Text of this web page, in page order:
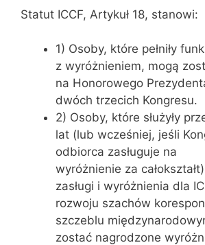
Statut ICCF, Artykuł 18, stanowi:
1) Osoby, które pełniły
z wyróżnieniem, mogą
na Honorowego
dwóch trzecich Kongresu.
2) Osoby, które służyły
lat (lub wcześniej, jeśli
odbiorca zasługuje na
wyróżnienie za
zasługi i wyróżnienia dla
rozwoju szachów
szczeblu
zostać nagrodzone